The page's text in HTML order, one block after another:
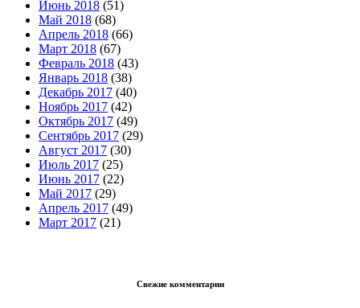
Июнь 2018 (51)
Май 2018 (68)
Апрель 2018 (66)
Март 2018 (67)
Февраль 2018 (43)
Январь 2018 (38)
Декабрь 2017 (40)
Ноябрь 2017 (42)
Октябрь 2017 (49)
Сентябрь 2017 (29)
Август 2017 (30)
Июль 2017 (25)
Июнь 2017 (22)
Май 2017 (29)
Апрель 2017 (49)
Март 2017 (21)
Свежие комментарии